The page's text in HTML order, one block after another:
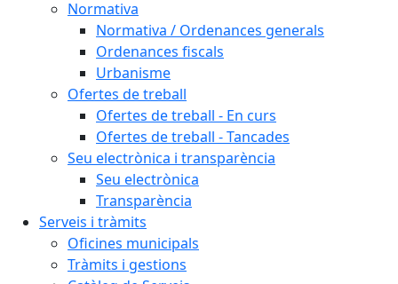
Normativa
Normativa / Ordenances generals
Ordenances fiscals
Urbanisme
Ofertes de treball
Ofertes de treball - En curs
Ofertes de treball - Tancades
Seu electrònica i transparència
Seu electrònica
Transparència
Serveis i tràmits
Oficines municipals
Tràmits i gestions